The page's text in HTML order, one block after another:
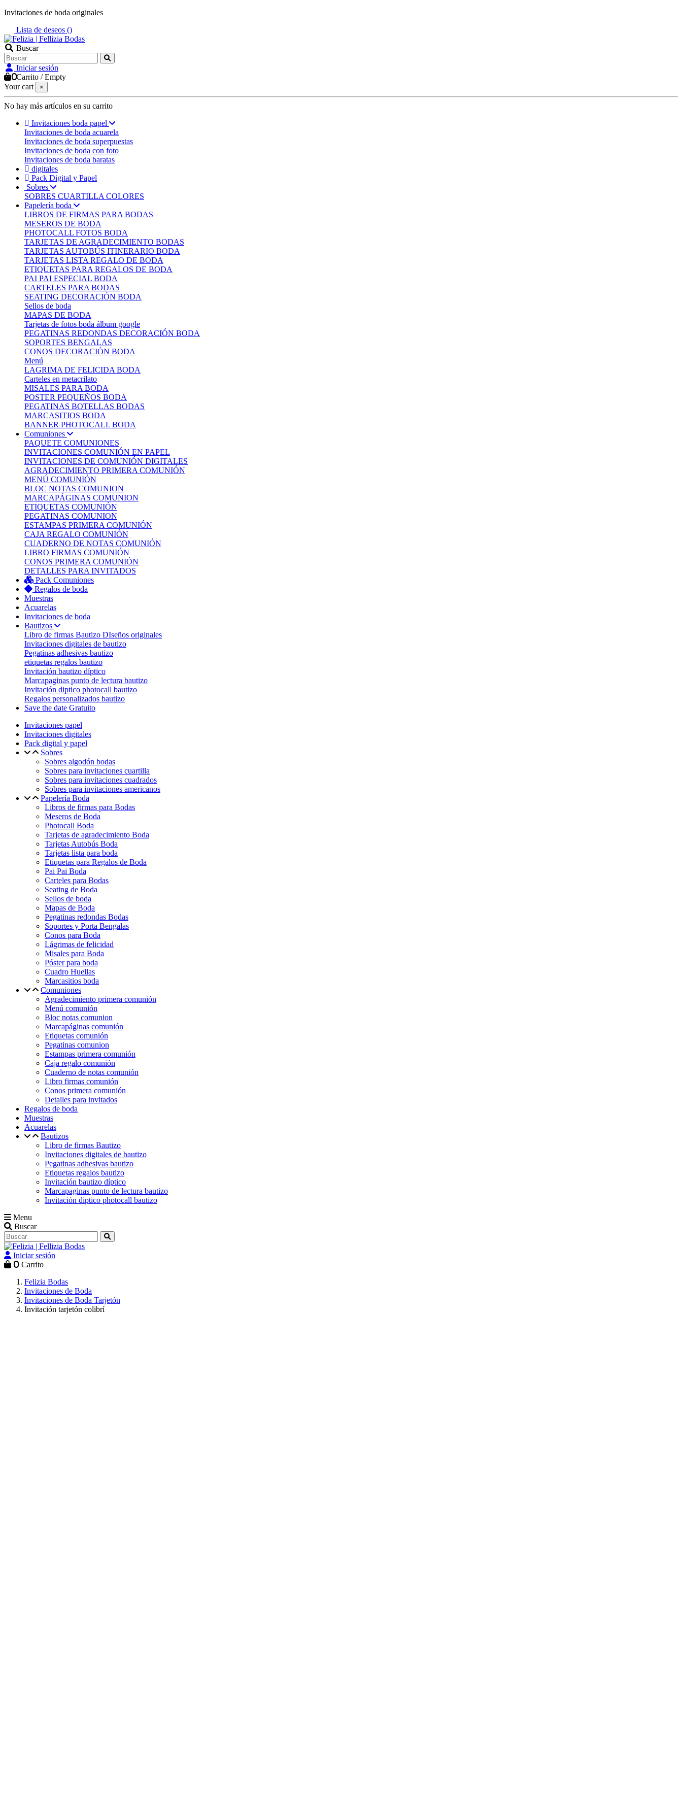
Invitaciones de boda originales
Lista de deseos ()
Buscar
Iniciar sesión
0Carrito /Empty
Your cart
×
No hay más artículos en su carrito
Invitaciones boda papel
Invitaciones de boda acuarela
Invitaciones de boda superpuestas
Invitaciones de boda con foto
Invitaciones de boda baratas
digitales
Pack Digital y Papel
Sobres
SOBRES CUARTILLA COLORES
Papelería boda
LIBROS DE FIRMAS PARA BODAS
MESEROS DE BODA
PHOTOCALL FOTOS BODA
TARJETAS DE AGRADECIMIENTO BODAS
TARJETAS AUTOBÚS ITINERARIO BODA
TARJETAS LISTA REGALO DE BODA
ETIQUETAS PARA REGALOS DE BODA
PAI PAI ESPECIAL BODA
CARTELES PARA BODAS
SEATING DECORACIÓN BODA
Sellos de boda
MAPAS DE BODA
Tarjetas de fotos boda álbum google
PEGATINAS REDONDAS DECORACIÓN BODA
SOPORTES BENGALAS
CONOS DECORACIÓN BODA
Menú
LAGRIMA DE FELICIDA BODA
Carteles en metacrilato
MISALES PARA BODA
POSTER PEQUEÑOS BODA
PEGATINAS BOTELLAS BODAS
MARCASITIOS BODA
BANNER PHOTOCALL BODA
Comuniones
PAQUETE COMUNIONES
INVITACIONES COMUNIÓN EN PAPEL
INVITACIONES DE COMUNIÓN DIGITALES
AGRADECIMIENTO PRIMERA COMUNIÓN
MENÚ COMUNIÓN
BLOC NOTAS COMUNION
MARCAPÁGINAS COMUNION
ETIQUETAS COMUNIÓN
PEGATINAS COMUNION
ESTAMPAS PRIMERA COMUNIÓN
CAJA REGALO COMUNIÓN
CUADERNO DE NOTAS COMUNIÓN
LIBRO FIRMAS COMUNIÓN
CONOS PRIMERA COMUNIÓN
DETALLES PARA INVITADOS
Pack Comuniones
Regalos de boda
Muestras
Acuarelas
Invitaciones de boda
Bautizos
Libro de firmas Bautizo DIseños originales
Invitaciones digitales de bautizo
Pegatinas adhesivas bautizo
etiquetas regalos bautizo
Invitación bautizo díptico
Marcapaginas punto de lectura bautizo
Invitación diptico photocall bautizo
Regalos personalizados bautizo
Save the date Gratuito
Invitaciones papel
Invitaciones digitales
Pack digital y papel
Sobres
Sobres algodón bodas
Sobres para invitaciones cuartilla
Sobres para invitaciones cuadrados
Sobres para invitaciones americanos
Papelería Boda
Libros de firmas para Bodas
Meseros de Boda
Photocall Boda
Tarjetas de agradecimiento Boda
Tarjetas Autobús Boda
Tarjetas lista para boda
Etiquetas para Regalos de Boda
Pai Pai Boda
Carteles para Bodas
Seating de Boda
Sellos de boda
Mapas de Boda
Pegatinas redondas Bodas
Soportes y Porta Bengalas
Conos para Boda
Lágrimas de felicidad
Misales para Boda
Póster para boda
Cuadro Huellas
Marcasitios boda
Comuniones
Agradecimiento primera comunión
Menú comunión
Bloc notas comunion
Marcapáginas comunión
Etiquetas comunión
Pegatinas comunion
Estampas primera comunión
Caja regalo comunión
Cuaderno de notas comunión
Libro firmas comunión
Conos primera comunión
Detalles para invitados
Regalos de boda
Muestras
Acuarelas
Bautizos
Libro de firmas Bautizo
Invitaciones digitales de bautizo
Pegatinas adhesivas bautizo
Etiquetas regalos bautizo
Invitación bautizo díptico
Marcapaginas punto de lectura bautizo
Invitación diptico photocall bautizo
Menu
Buscar
Iniciar sesión
0 Carrito
Felizia Bodas
Invitaciones de Boda
Invitaciones de Boda Tarjetón
Invitación tarjetón colibrí